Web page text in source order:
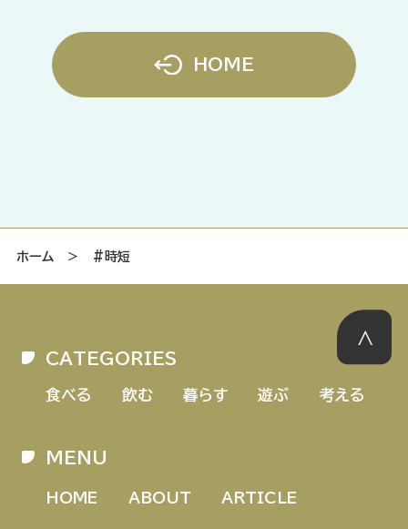
HOME
ホーム ＞ #時短
CATEGORIES
食べる 飲む 暮らす 遊ぶ 考える
MENU
HOME ABOUT ARTICLE